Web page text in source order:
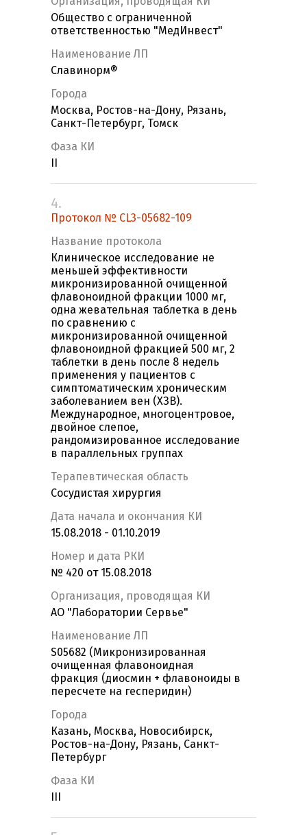
Общество с ограниченной
ответственностью "МедИнвест"
Наименование ЛП
Славинорм®
Города
Москва, Ростов-на-Дону, Рязань,
Санкт-Петербург, Томск
Фаза КИ
4.
Протокол № CL3-05682-109
Название протокола
Клиническое исследование не
меньшей эффективности
микронизированной очищенной
флавоноидной фракции 1000 мг,
одна жевательная таблетка в день
по сравнению с
микронизированной очищенной
флавоноидной фракцией 500 мг, 2
таблетки в день после 8 недель
применения у пациентов с
симптоматическим хроническим
заболеванием вен (ХЗВ).
Международное, многоцентровое,
двойное слепое,
рандомизированное исследование
в параллельных группах
Терапевтическая область
Сосудистая хирургия
Дата начала и окончания КИ
15.08.2018 - 01.10.2019
Номер и дата РКИ
№ 420 от 15.08.2018
Организация, проводящая КИ
АО "Лаборатории Сервье"
Наименование ЛП
S05682 (Микронизированная
очищенная флавоноидная
фракция (диосмин + флавоноиды в
пересчете на гесперидин)
Города
Казань, Москва, Новосибирск,
Ростов-на-Дону, Рязань, Санкт-
Петербург
Фаза КИ